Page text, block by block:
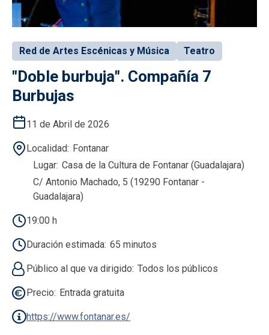
Red de Artes Escénicas y Música Teatro
"Doble burbuja". Compañía 7
Burbujas
11 de Abril de 2026
Localidad Fontanar
Lugar Casa de la Cultura de Fontanar (Guadalajara)
C/ Antonio Machado, 5 (19290 Fontanar -
Guadalajara)
19:00 h
Duración estimada 65 minutos
Público al que va dirigido Todos los públicos
Precio Entrada gratuita
https://www.fontanar.es/